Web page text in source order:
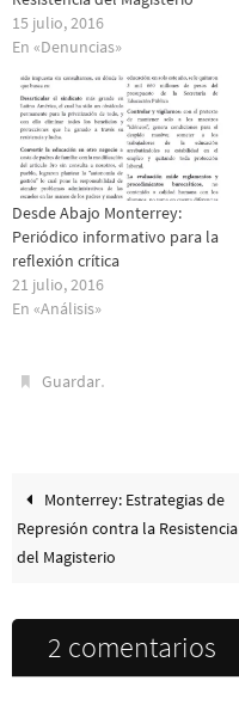
15 julio, 2016
En «Denuncias»
Desde Abajo Monterrey:
Periódico informativo para la
reflexión crítica
21 julio, 2016
En «Análisis»
Guardar.
Monterrey: Estrategias de
Represión contra la Resistencia
del Magisterio
2 comentarios